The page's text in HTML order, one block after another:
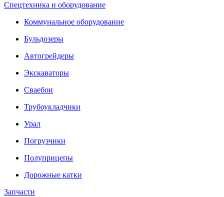
Спецтехника и оборудование
Коммунальное оборудование
Бульдозеры
Автогрейдеры
Экскаваторы
Сваебои
Трубоукладчики
Урал
Погрузчики
Полуприцепы
Дорожные катки
Запчасти